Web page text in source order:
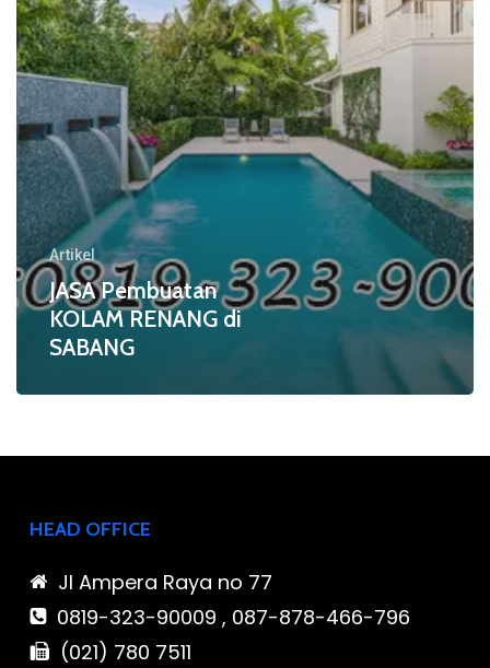
Artikel
JASA Pembuatan
KOLAM RENANG di
SABANG
HEAD OFFICE
Jl Ampera Raya no 77
0819-323-90009 , 087-878-466-796
(021) 780 7511